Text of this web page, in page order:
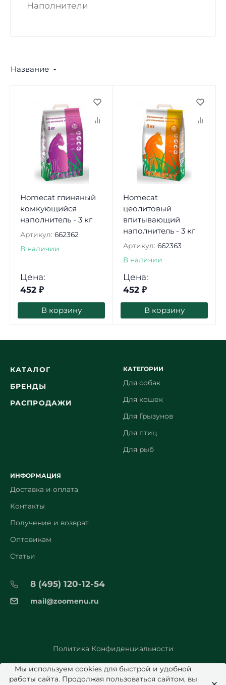
Наполнители
Название
Homecat глиняный
комкующийся
наполнитель - 3 кг
Артикул: 662362
В наличии
Цена:
452 ₽
В корзину
Homecat
цеолитовый
впитывающий
наполнитель - 3 кг
Артикул: 662363
В наличии
Цена:
452 ₽
В корзину
КАТАЛОГ
БРЕНДЫ
РАСПРОДАЖИ
КАТЕГОРИИ
Для собак
Для кошек
Для Грызунов
Для птиц
Для рыб
ИНФОРМАЦИЯ
Доставка и оплата
Контакты
Получение и возврат
Оптовикам
Статьи
8 (495) 120-12-54
mail@zoomenu.ru
Политика Конфиденциальности
© 2026 Zoomenu.ru - Все права защищены.
Мы используем cookies для быстрой и удобной
работы сайта. Продолжая пользоваться сайтом, вы